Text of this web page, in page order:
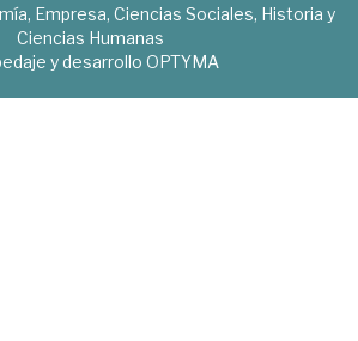
Empresa, Ciencias Sociales, Historia y
Ciencias Humanas
y desarrollo OPTYMA